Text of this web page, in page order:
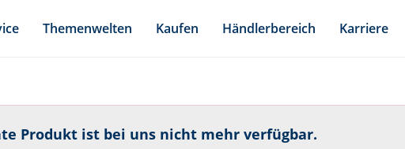
Themenwelten Kaufen Händlerbereich Karriere
Produkt ist bei uns nicht mehr verfügbar.